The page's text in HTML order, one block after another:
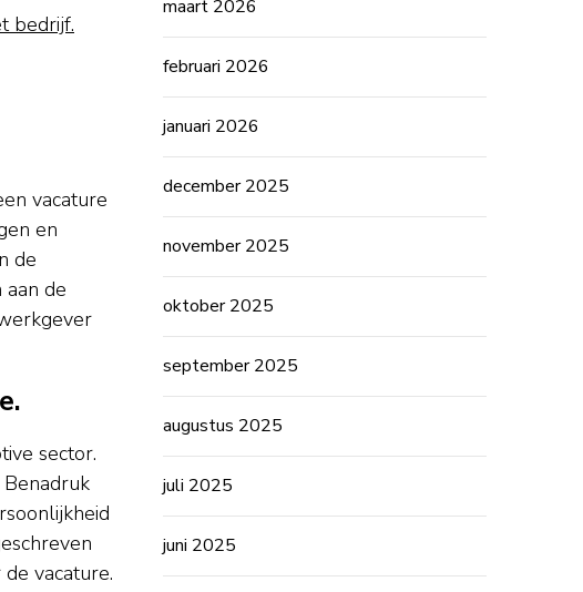
bedrijf.
vacature
en
de
de
sector.
vacature.
maart 2026
februari 2026
januari 2026
december 2025
november 2025
oktober 2025
september 2025
augustus 2025
juli 2025
juni 2025